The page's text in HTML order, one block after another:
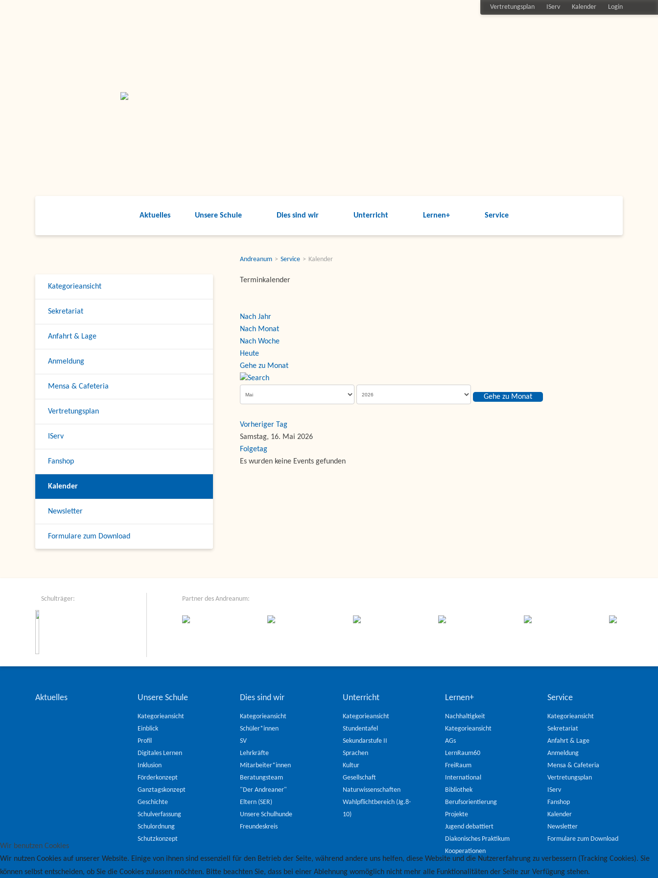
Vertretungsplan IServ Kalender Login
Aktuelles Unsere Schule Dies sind wir Unterricht Lernen+ Service
Kategorieansicht
Sekretariat
Anfahrt & Lage
Anmeldung
Mensa & Cafeteria
Vertretungsplan
IServ
Fanshop
Kalender
Newsletter
Formulare zum Download
Andreanum Service Kalender
Terminkalender
Nach Jahr
Nach Monat
Nach Woche
Heute
Gehe zu Monat
Gehe zu Monat
Vorheriger Tag
Samstag, 16. Mai 2026
Folgetag
Es wurden keine Events gefunden
Schulträger: Partner des Andreanum:
Aktuelles Unsere Schule
Kategorieansicht
Einblick
Profil
Digitales Lernen
Inklusion
Förderkonzept
Ganztagskonzept
Geschichte
Schulverfassung
Schulordnung
Schutzkonzept
Dies sind wir
Kategorieansicht
Schüler*innen
SV
Lehrkräfte
Mitarbeiter*innen
Beratungsteam
"Der Andreaner"
Eltern (SER)
Unsere Schulhunde
Freundeskreis
Unterricht
Kategorieansicht
Stundentafel
Sekundarstufe II
Sprachen
Kultur
Gesellschaft
Naturwissenschaften
Wahlpflichtbereich (Jg.8-
10)
Lernen+
Nachhaltigkeit
Kategorieansicht
AGs
LernRaum60
FreiRaum
International
Bibliothek
Berufsorientierung
Projekte
Jugend debattiert
Diakonisches Praktikum
Kooperationen
Service
Kategorieansicht
Sekretariat
Anfahrt & Lage
Anmeldung
Mensa & Cafeteria
Vertretungsplan
IServ
Fanshop
Kalender
Newsletter
Formulare zum Download
Wir benutzen Cookies
Wir nutzen Cookies auf unserer Website. Einige von ihnen sind essenziell für den Betrieb der Seite, während andere uns helfen, diese Website und die Nutzererfahrung zu verbessern (Tracking Cookies). Sie
können selbst entscheiden, ob Sie die Cookies zulassen möchten. Bitte beachten Sie, dass bei einer Ablehnung womöglich nicht mehr alle Funktionalitäten der Seite zur Verfügung stehen.